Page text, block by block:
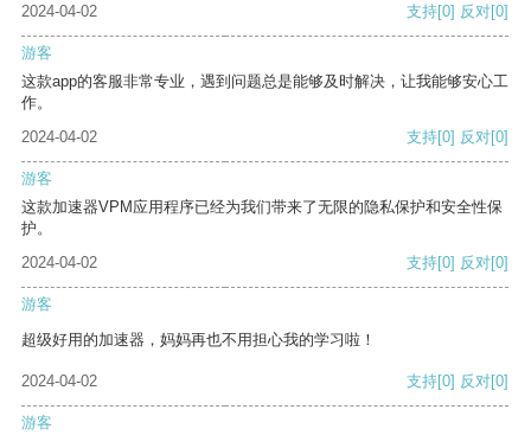
2024-04-02 支持[0] 反对[0]
游客
这款app的客服非常专业，遇到问题总是能够及时解决，让我能够安心工
作。
2024-04-02
支持[0] 反对[0]
游客
这款加速器VPM应用程序已经为我们带来了无限的隐私保护和安全性保
护。
2024-04-02
支持[0] 反对[0]
游客
超级好用的加速器，妈妈再也不用担心我的学习啦！
2024-04-02 支持[0] 反对[0]
游客